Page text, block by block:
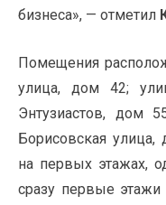
бизнеса», — отметил
Помещения
улица, дом 42;
Энтузиастов, дом
Борисовская улица,
на первых этажах,
сразу первые